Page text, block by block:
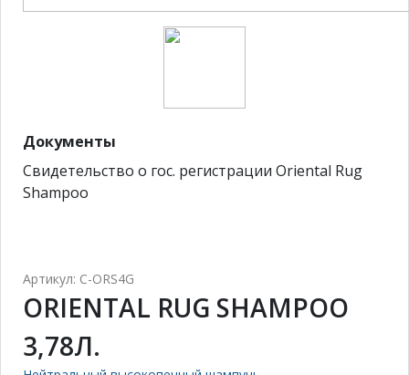
Документы
Свидетельство о гос. регистрации Oriental Rug
Shampoo
Артикул: C-ORS4G
ORIENTAL RUG SHAMPOO
3,78Л.